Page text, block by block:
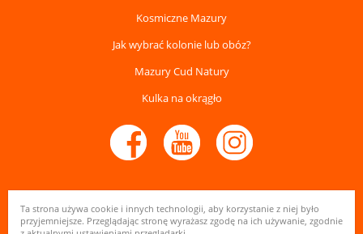
Ta strona używa cookie i innych technologii, aby korzystanie z niej było
przyjemniejsze. Przeglądając stronę wyrażasz zgodę na ich używanie, zgodnie
Kosmiczne Mazury
Jak wybrać kolonie lub obóz?
Mazury Cud Natury
Kulka na okrągło
© Ośrodek Wypoczynkowy Kulka na Mazurach 2026